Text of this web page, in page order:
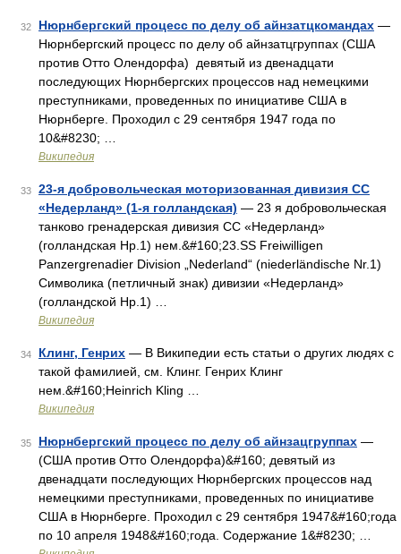
32 Нюрнбергский процесс по делу об айнзатцкомандах —
Нюрнбергский процесс по делу об айнзатцгруппах (США
против Отто Олендорфа) девятый из двенадцати
последующих Нюрнбергских процессов над немецкими
преступниками, проведенных по инициативе США в
Нюрнберге. Проходил с 29 сентября 1947 года по
10&#8230; …
Википедия
33
23-я добровольческая моторизованная дивизия СС
«Недерланд» (1-я голландская) — 23 я добровольческая
танково гренадерская дивизия СС «Недерланд»
(голландская Нр.1) нем.&#160;23.SS Freiwilligen
Panzergrenadier Division „Nederland“ (niederländische Nr.1)
Символика (петличный знак) дивизии «Недерланд»
(голландской Нр.1) …
Википедия
34 Клинг, Генрих — В Википедии есть статьи о других людях с
такой фамилией, см. Клинг. Генрих Клинг
нем.&#160;Heinrich Kling …
Википедия
35 Нюрнбергский процесс по делу об айнзацгруппах —
(США против Отто Олендорфа)&#160; девятый из
двенадцати последующих Нюрнбергских процессов над
немецкими преступниками, проведенных по инициативе
США в Нюрнберге. Проходил с 29 сентября 1947&#160;года
по 10 апреля 1948&#160;года. Содержание 1&#8230; …